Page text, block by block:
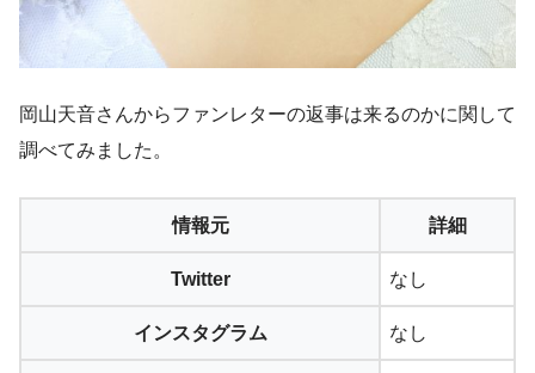
岡山天音さんからファンレターの返事は来るのかに関して
調べてみました。
情報元 詳細
Twitter なし
インスタグラム なし